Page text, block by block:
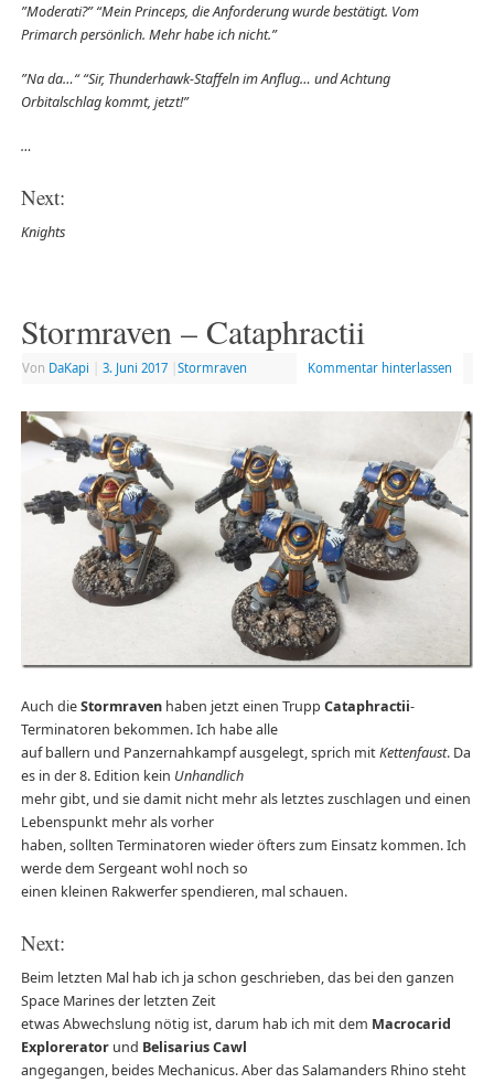
”Moderati?” “Mein Princeps, die Anforderung wurde bestätigt. Vom
Primarch persönlich. Mehr habe ich nicht.”
”Na da…“ “Sir, Thunderhawk-Staffeln im Anflug… und Achtung
Orbitalschlag kommt, jetzt!”
…
Next:
Knights
Stormraven – Cataphractii
Von DaKapi 3. Juni 2017 Stormraven Kommentar hinterlassen
Auch dieStormravenhaben jetzt einen Trupp Cataphractii-
Terminatoren bekommen. Ich habe alle
auf ballern und Panzernahkampf ausgelegt, sprich mitKettenfaust. Da
es in der 8. Edition kein Unhandlich
mehr gibt, und sie damit nicht mehr als letztes zuschlagen und einen
Lebenspunkt mehr als vorher
haben, sollten Terminatoren wieder öfters zum Einsatz kommen. Ich
werde dem Sergeant wohl noch so
einen kleinen Rakwerfer spendieren, mal schauen.
Next:
Beim letzten Mal hab ich ja schon geschrieben, das bei den ganzen
Space Marines der letzten Zeit
etwas Abwechslung nötig ist, darum hab ich mit dem Macrocarid
Exploreratorund Belisarius Cawl
angegangen, beides Mechanicus. Aber das Salamanders Rhino steht